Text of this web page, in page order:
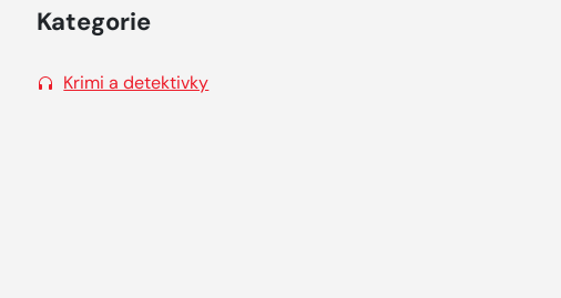
Kategorie
Krimi a detektivky